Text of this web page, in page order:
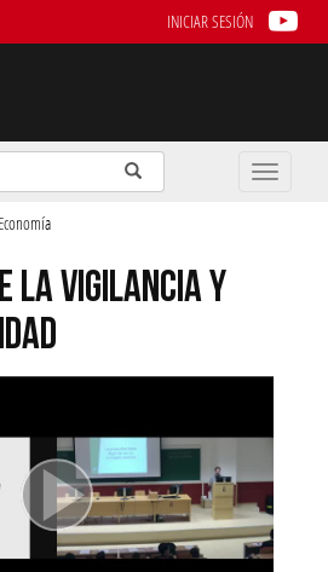
INICIAR SESIÓN
Enviar
Buscar
Toggle
Economía
LA VIGILANCIA Y